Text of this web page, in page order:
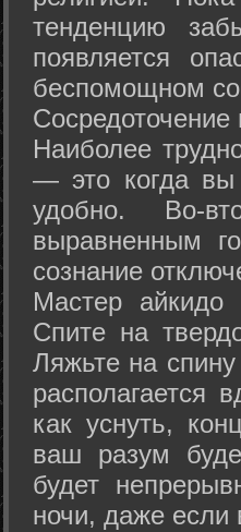
тенденцию
появляется
беспомощном
Наиболее
— это когда вы
удобно. Во-
выравненным
сознание
Мастер айкидо
Спите на
Ляжьте на
располагается
как уснуть,
ваш разум
будет
ночи, даже если